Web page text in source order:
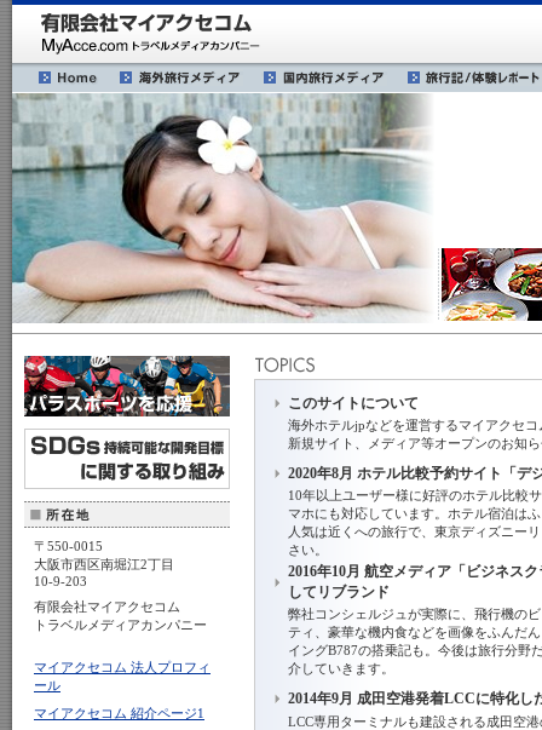
〒550-0015
大阪市西区南堀江2丁目
10-9-203
有限会社マイアクセコム
トラベルメディアカンパニー
マイアクセコム 法人プロフィ
ール
マイアクセコム 紹介ページ1
このサイトについて
海外ホテルjpなどを運営するマイアクセ
新規サイト、メディア等オープンのお知
2020年8月 ホテル比較予約サイト「デ
10年以上ユーザー様に好評のホテル比較
マホにも対応しています。ホテル宿泊は
人気は近くへの旅行で、東京ディズニー
さい。
2016年10月 航空メディア「ビジネス
してリブランド
弊社コンシェルジュが実際に、飛行機の
ティ、豪華な機内食などを画像をふんだ
イングB787の搭乗記も。今後は旅行分野
介していきます。
2014年9月 成田空港発着LCCに特化
LCC専用ターミナルも建設される成田空